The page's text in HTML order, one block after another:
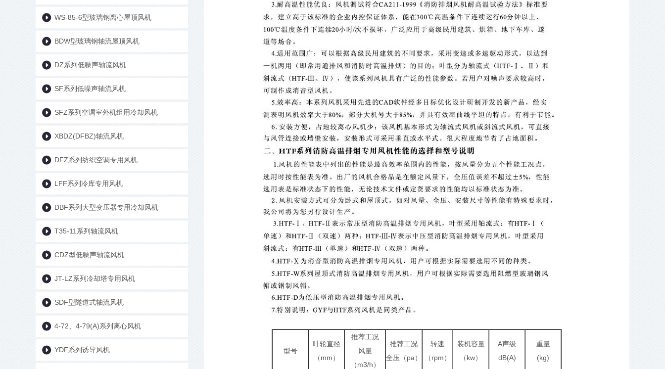
WS-85-6型玻璃钢离心屋顶风机
BDW型玻璃钢轴流屋顶风机
DZ系列低噪声轴流风机
SF系列低噪声轴流风机
SFZ系列空调室外机组用冷却风机
XBDZ(DFBZ)轴流风机
DFZ系列纺织空调专用风机
LFF系列冷库专用风机
DBF系列大型变压器专用冷却风机
T35-11系列轴流风机
CDZ型低噪声轴流风机
JT-LZ系列冷却塔专用风机
SDF型隧道式轴流风机
4-72、4-79(A)系列离心风机
YDF系列诱导风机 型号
叶轮直径
（mm）
推荐工况
风量
（m3/h）
推荐工况
全压（pa）
转速
（rpm）
装机容量
（kw）
A声级
dB(A)
重量
(kg)